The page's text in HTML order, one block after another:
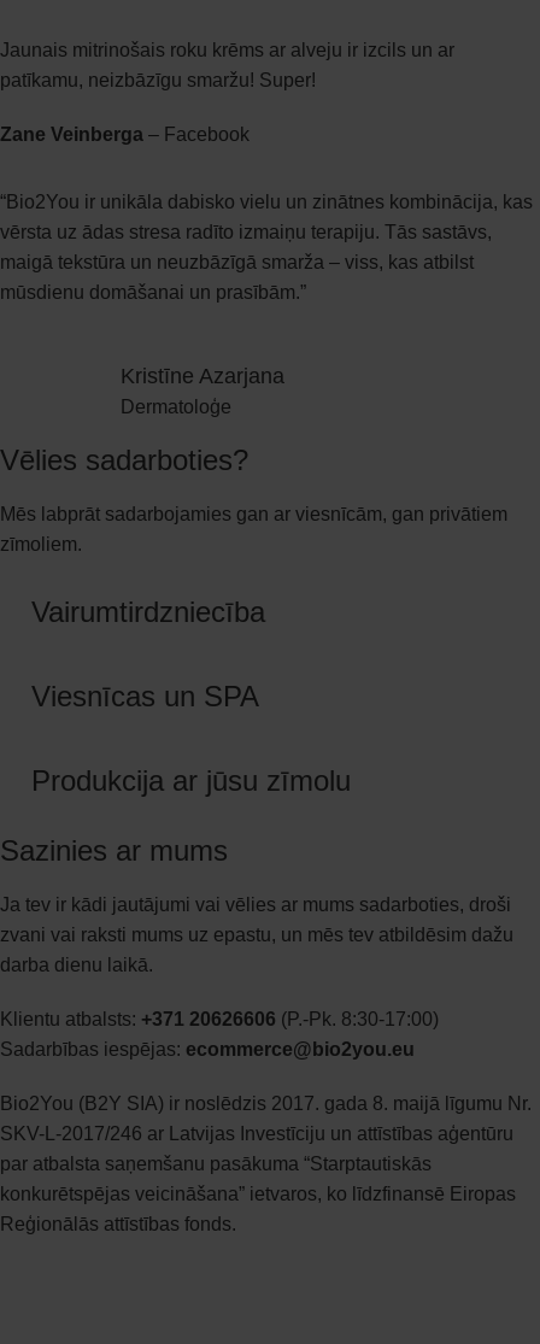
Jaunais mitrinošais roku krēms ar alveju ir izcils un ar
patīkamu, neizbāzīgu smaržu! Super!
Zane Veinberga – Facebook
“Bio2You ir unikāla dabisko vielu un zinātnes kombinācija, kas
vērsta uz ādas stresa radīto izmaiņu terapiju. Tās sastāvs,
maigā tekstūra un neuzbāzīgā smarža – viss, kas atbilst
mūsdienu domāšanai un prasībām.”
Kristīne Azarjana
Dermatoloģe
Vēlies sadarboties?
Mēs labprāt sadarbojamies gan ar viesnīcām, gan privātiem
zīmoliem.
Vairumtirdzniecība
Viesnīcas un SPA
Produkcija ar jūsu zīmolu
Sazinies ar mums
Ja tev ir kādi jautājumi vai vēlies ar mums sadarboties, droši
zvani vai raksti mums uz epastu, un mēs tev atbildēsim dažu
darba dienu laikā.
Klientu atbalsts: +371 20626606 (P.-Pk. 8:30-17:00)
Sadarbības iespējas: ecommerce@bio2you.eu
Bio2You (B2Y SIA) ir noslēdzis 2017. gada 8. maijā līgumu Nr.
SKV-L-2017/246 ar Latvijas Investīciju un attīstības aģentūru
par atbalsta saņemšanu pasākuma “Starptautiskās
konkurētspējas veicināšana” ietvaros, ko līdzfinansē Eiropas
Reģionālās attīstības fonds.